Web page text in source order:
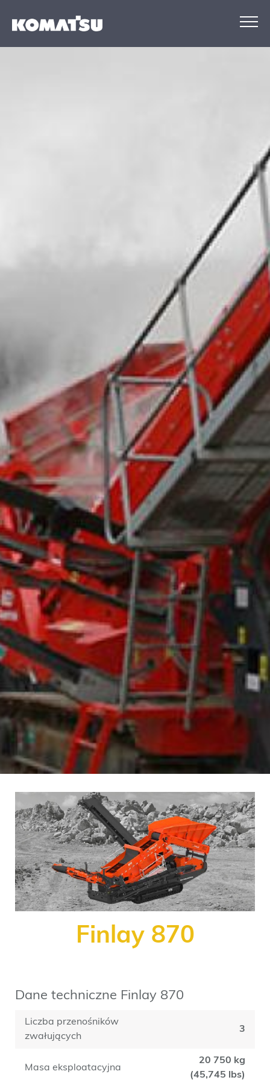
Finlay 870
Dane techniczne Finlay 870
Liczba przenośników
zwałujących
3
Masa eksploatacyjna
20 750 kg
(45,745 lbs)